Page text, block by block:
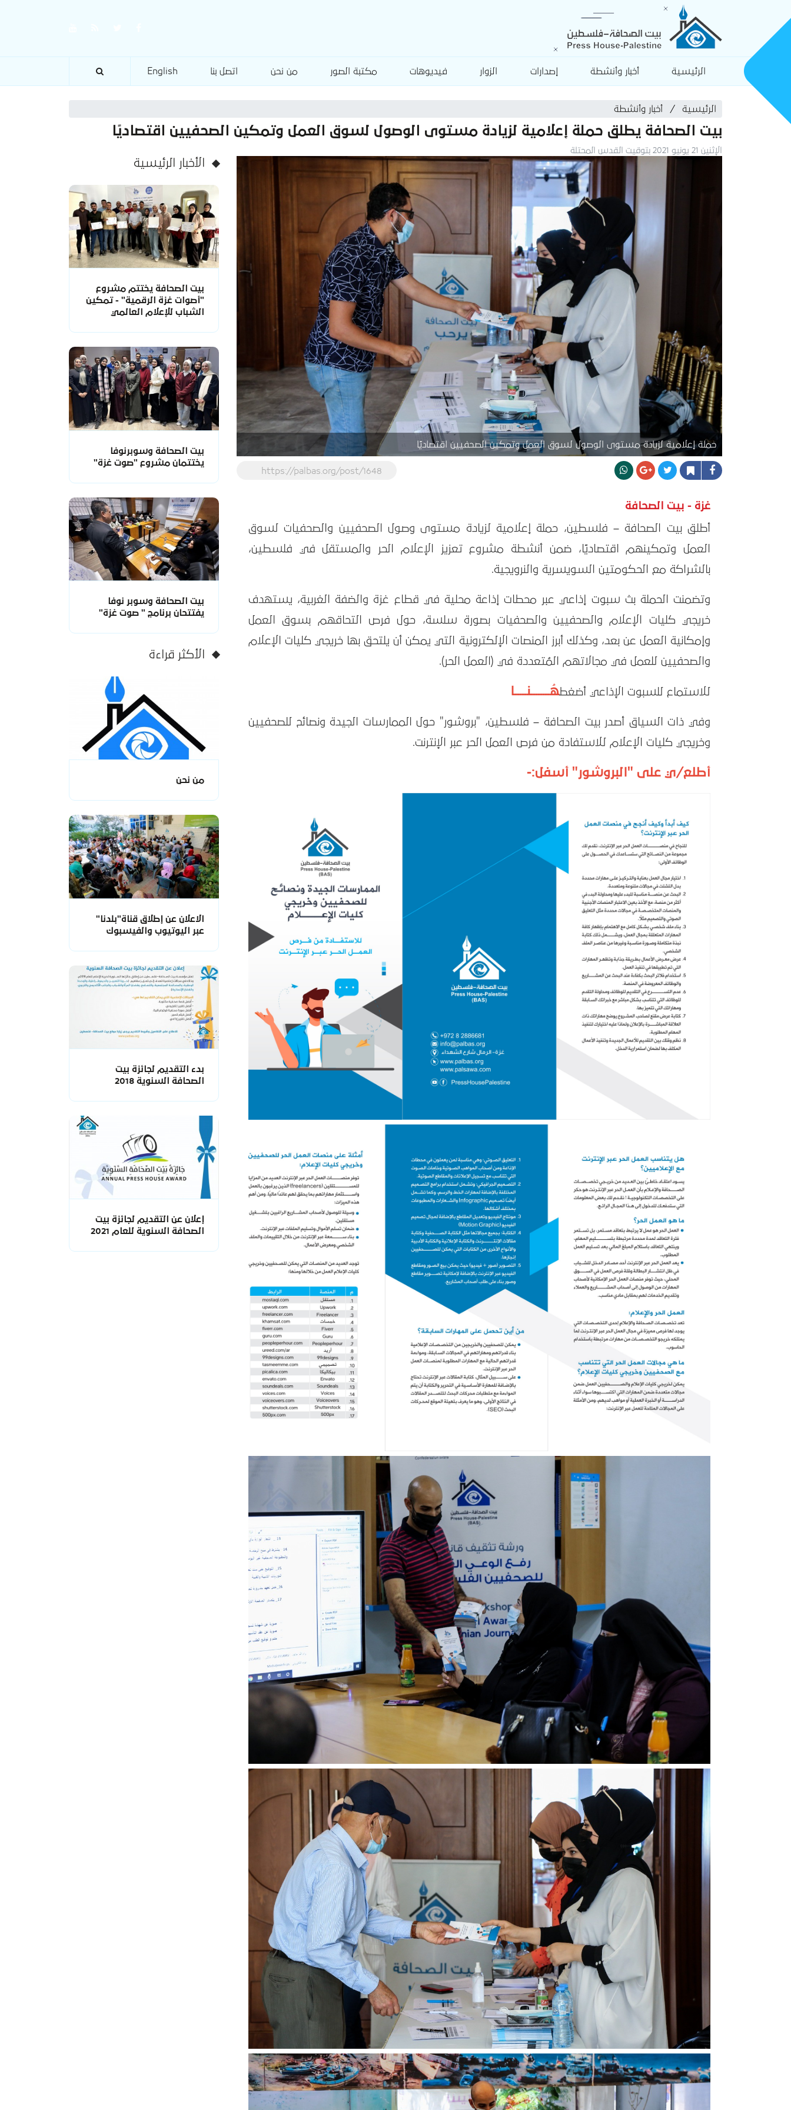
الرئيسية أخبار وأنشطة إصدارات الزوار فيديوهات مكتبة الصور من نحن اتصل بنا English
الرئيسية أخبار وأنشطة
بيت الصحافة يطلق حملة إعلامية لزيادة مستوى الوصول لسوق العمل وتمكين الصحفيين اقتصاديًا
الإثنين 21 يونيو 2021 بتوقيت القدس المحتلة
حملة إعلامية لزيادة مستوى الوصول لسوق العمل وتمكين الصحفيين اقتصاديًا
https://palbas.org/post/1648
غزة - بيت الصحافة
أطلق بيت الصحافة – فلسطين، حملة إعلامية لزيادة مستوى وصول الصحفيين والصحفيات لسوق
العمل وتمكينهم اقتصاديًا، ضمن أنشطة مشروع تعزيز الإعلام الحر والمستقل في فلسطين،
بالشراكة مع الحكومتين السويسرية والنرويجية.
وتضمنت الحملة بث سبوت إذاعي عبر محطات إذاعة محلية في قطاع غزة والضفة الغربية، يستهدف
خريجي كليات الإعلام والصحفيين والصحفيات بصورة سلسة، حول فرص التحاقهم بسوق العمل
وإمكانية العمل عن بعد، وكذلك أبرز المنصات الإلكترونية التي يمكن أن يلتحق بها خريجي كليات الإعلام
والصحفيين للعمل في مجالاتهم المُتعددة في (العمل الحر).
للاستماع للسبوت الإذاعي أضغطهُــــــــنـــــا
وفي ذات السياق أصدر بيت الصحافة – فلسطين، "بروشور" حول الممارسات الجيدة ونصائح للصحفيين
وخريجي كليات الإعلام للاستفادة من فرص العمل الحر عبر الإنترنت.
أطلع/ي على "البروشور" أسفل:-
الأخبار الرئيسية
بيت الصحافة يختتم مشروع
"أصوات غزة الرقمية" - تمكين
الشباب للإعلام العالمي
بيت الصحافة وسوبرنوفا
يختتمان مشروع "صوت غزة"
بيت الصحافة وسوبر نوفا
يفتتحان برنامج " صوت غزة"
الأكثر قراءة
من نحن
الاعلان عن إطلاق قناة"بلدنا"
عبر اليوتيوب والفيسبوك
بدء التقديم لجائزة بيت
الصحافة السنوية 2018
إعلان عن التقديم لجائزة بيت
الصحافة السنوية للعام 2021